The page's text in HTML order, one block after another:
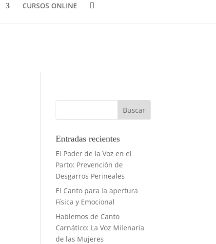
CURSOS ONLINE
Entradas recientes
El Poder de la Voz en el
Parto: Prevención de
Desgarros Perineales
El Canto para la apertura
Física y Emocional
Hablemos de Canto
Carnático: La Voz Milenaria
de las Mujeres